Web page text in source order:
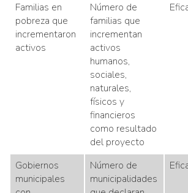
Familias en
pobreza que
incrementaron
activos
Número de
familias que
incrementan
activos
humanos,
sociales,
naturales,
físicos y
financieros
como resultado
del proyecto
Gobiernos
municipales
Número de
municipalidades